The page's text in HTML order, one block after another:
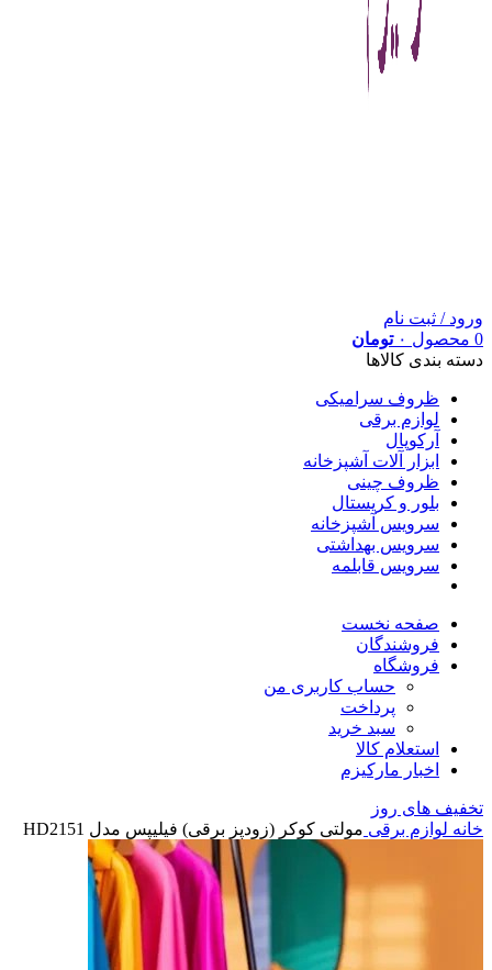
ورود / ثبت نام
0 محصول ۰ تومان
دسته بندی کالاها
ظروف سرامیکی
لوازم برقی
آرکوپال
ابزار آلات آشپزخانه
ظروف چینی
بلور و کریستال
سرویس آشپزخانه
سرویس بهداشتی
سرویس قابلمه
صفحه نخست
فروشندگان
فروشگاه
حساب کاربری من
پرداخت
سبد خرید
استعلام کالا
اخبار مارکیزم
تخفیف های روز
خانه لوازم برقی مولتی کوکر (زودپز برقی) فیلیپس مدل HD2151